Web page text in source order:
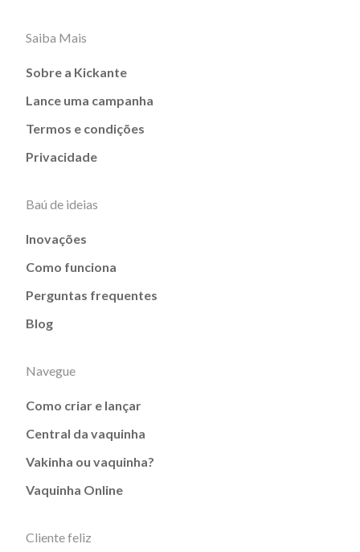
Saiba Mais
Sobre a Kickante
Lance uma campanha
Termos e condições
Privacidade
Baú de ideias
Inovações
Como funciona
Perguntas frequentes
Blog
Navegue
Como criar e lançar
Central da vaquinha
Vakinha ou vaquinha?
Vaquinha Online
Cliente feliz